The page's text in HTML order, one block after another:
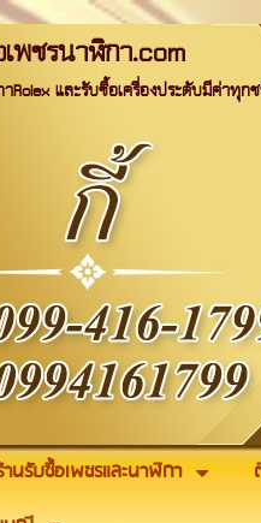
พชรนาฬิกา.com
Rolex และรับซื้อเครื่องประดับมีค่าทุก
นรับซื้อเพชรและนาฬิกา